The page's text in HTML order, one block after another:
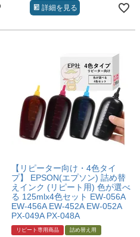
詳細を見る
【リピーター向け・4色タイ
プ】 EPSON(エプソン) 詰め替
えインク (リピート用) 色が選べ
る 125mlx4色セット EW-056A
EW-456A EW-452A EW-052A
PX-049A PX-048A
リピート専用商品 詰め替え用